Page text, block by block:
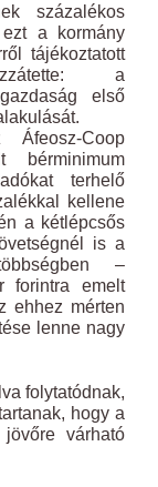
százalékos
a kormány
tájékoztatott
a
első
Coop
terhelő
kellene
a kétlépcsős
is a
–
forintra emelt
ehhez mérten
lenne nagy
folytatódnak,
hogy a
várható